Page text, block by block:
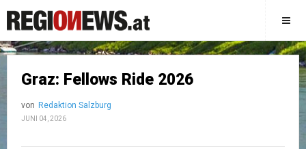
Graz: Fellows Ride 2026
von Redaktion Salzburg
JUNI 04, 2026